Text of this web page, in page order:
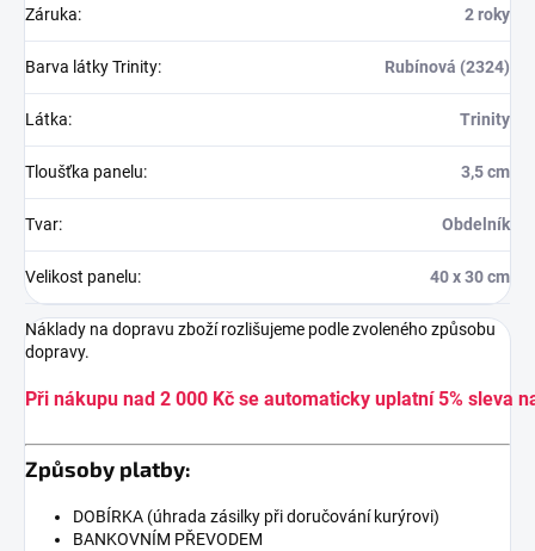
Záruka: 2 roky
Barva látky Trinity: Rubínová (2324)
Látka: Trinity
Tloušťka panelu: 3,5 cm
Tvar: Obdelník
Velikost panelu: 40 x 30 cm
Náklady na dopravu zboží rozlišujeme podle zvoleného způsobu
dopravy.
Při nákupu nad 2 000 Kč se automaticky uplatní 5% sleva
Způsoby platby:
DOBÍRKA (úhrada zásilky při doručování kurýrovi)
BANKOVNÍM PŘEVODEM